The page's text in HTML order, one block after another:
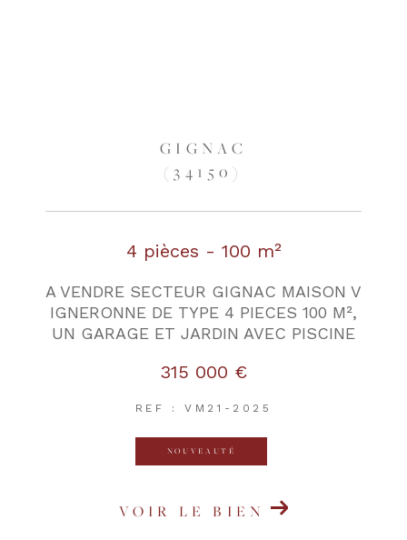
GIGNAC
(34150)
4 pièces - 100 m²
A VENDRE SECTEUR GIGNAC MAISON V
IGNERONNE DE TYPE 4 PIECES 100 M²,
UN GARAGE ET JARDIN AVEC PISCINE
315 000 €
REF : VM21-2025
NOUVEAUTÉ
VOIR LE BIEN